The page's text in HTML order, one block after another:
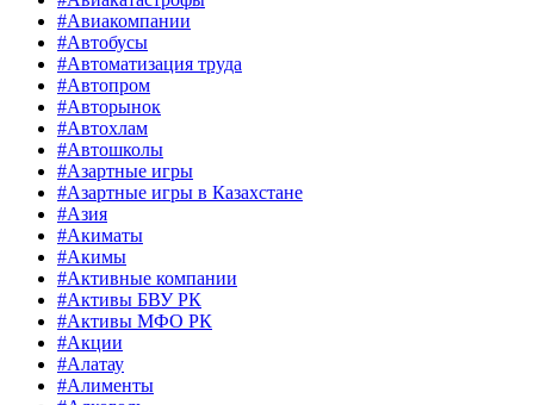
#Авиакомпании
#Автобусы
#Автоматизация труда
#Автопром
#Авторынок
#Автохлам
#Автошколы
#Азартные игры
#Азартные игры в Казахстане
#Азия
#Акиматы
#Акимы
#Активные компании
#Активы БВУ РК
#Активы МФО РК
#Акции
#Алатау
#Алименты